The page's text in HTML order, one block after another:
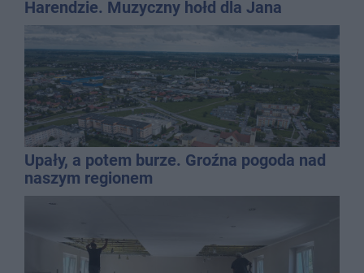
Harendzie. Muzyczny hołd dla Jana
Kasprowicza
Upały, a potem burze. Groźna pogoda nad
naszym regionem